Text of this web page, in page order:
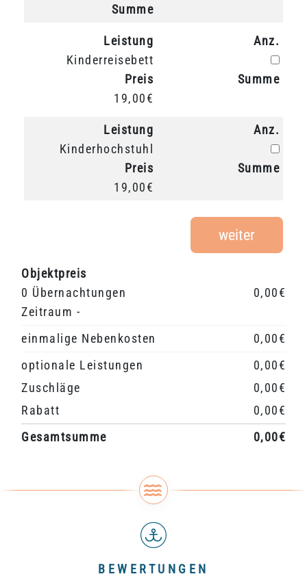
Summe
Leistung
Kinderreisebett
Anz.
Preis
19,00€
Summe
Leistung
Kinderhochstuhl
Anz.
Preis
19,00€
Summe
weiter
Objektpreis
0 Übernachtungen
0,00€
Zeitraum -
einmalige Nebenkosten
0,00€
optionale Leistungen
0,00€
Zuschläge
0,00€
Rabatt
0,00€
Gesamtsumme
0,00€
BEWERTUNGEN